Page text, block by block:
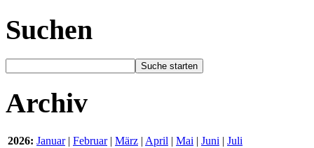
Suchen
Archiv
2026: Januar| Februar| März | April | Mai | Juni | Juli